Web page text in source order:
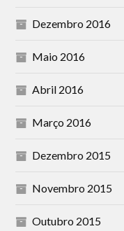
Dezembro 2016
Maio 2016
Abril 2016
Março 2016
Dezembro 2015
Novembro 2015
Outubro 2015